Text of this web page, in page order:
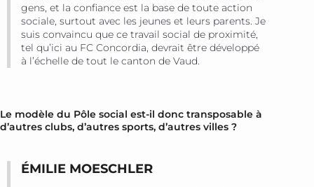
gens, et la confiance est la base de toute action
sociale, surtout avec les jeunes et leurs parents. Je
suis convaincu que ce travail social de proximité,
tel qu’ici au FC Concordia, devrait être développé
à l’échelle de tout le canton de Vaud.
Le modèle du Pôle social est-il donc transposable à
d’autres clubs, d’autres sports, d’autres villes ?
ÉMILIE MOESCHLER